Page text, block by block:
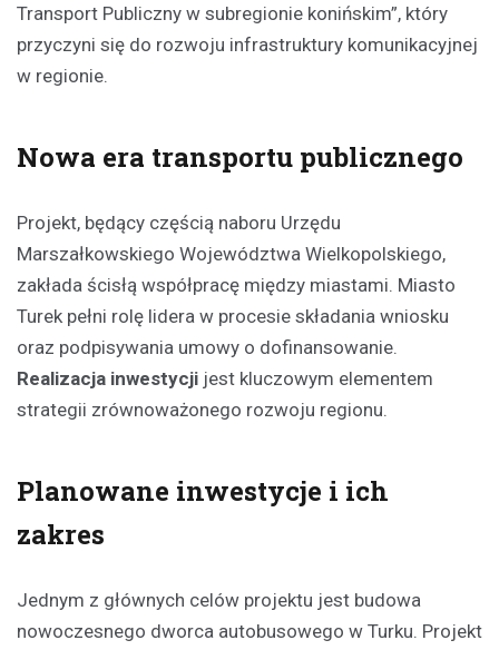
Transport Publiczny w subregionie konińskim”, który
przyczyni się do rozwoju infrastruktury komunikacyjnej
w regionie.
Nowa era transportu publicznego
Projekt, będący częścią naboru Urzędu
Marszałkowskiego Województwa Wielkopolskiego,
zakłada ścisłą współpracę między miastami. Miasto
Turek pełni rolę lidera w procesie składania wniosku
oraz podpisywania umowy o dofinansowanie.
Realizacja inwestycji jest kluczowym elementem
strategii zrównoważonego rozwoju regionu.
Planowane inwestycje i ich
zakres
Jednym z głównych celów projektu jest budowa
nowoczesnego dworca autobusowego w Turku. Projekt